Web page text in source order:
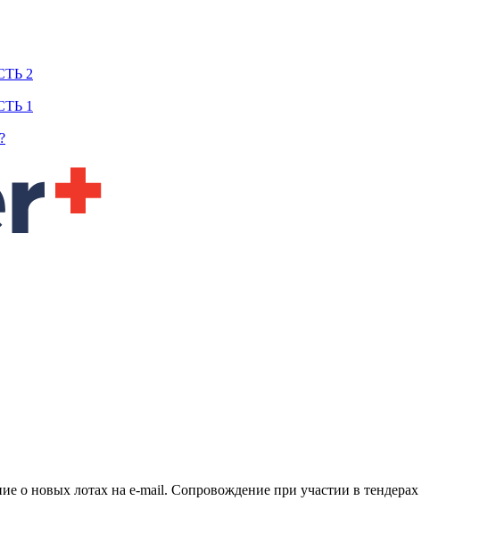
2
1
о новых лотах на e-mail. Сопровождение при участии в тендерах